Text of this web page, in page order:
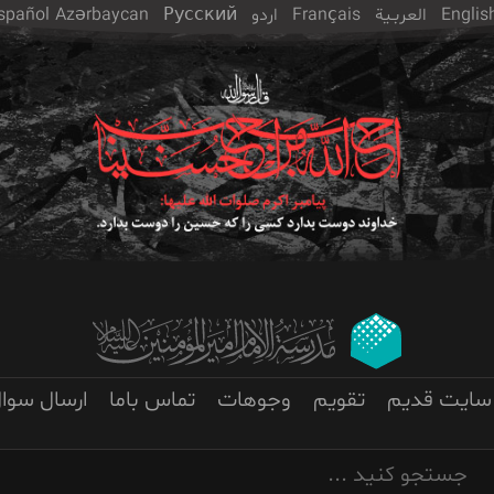
العربـیة Français اردو Русский
Azərbaycan
سایت قدیم تقویم وجوهات تماس باما ارسال